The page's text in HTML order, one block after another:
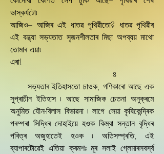
ভাস্কৰ্যটো৷
আজিও– আজিৰ এই ধাতৱ পৃথিৱীতো? ধাতৱ পৃথিৱীৰ
এই বন্ধ্যা সভ্যতাত সৃজনশীলতাৰ মিছা অপব্যয় মাথো
তোমাৰ এয়া৷
এৰা!
৪
সভ্যতাৰ ইতিহাসতো চাওক, গণিকাৰো আছে এক
সুপ্ৰাচীন ইতিহাস ৷ আছে সামাজিক চেতনা অনুক্ৰমে
অনুমিত যৌন-বিলাস বিভাৱনা ৷ লাগে সেয়া কৃষিকেন্দ্ৰিক
পৰম্পৰা সিদ্ধিৰ দোহাইয়ে হওক কিম্বা সন্তান বৃদ্ধিৰ
পবিত্ৰ অজুহাতেই হওক ৷ অতিসম্প্ৰতি, এই
ব্যাপাৰটোৱেই এতিয়া ক্ৰমশঃ মূৰ সলাই গ্লেমাৰসবৰ্স্ব